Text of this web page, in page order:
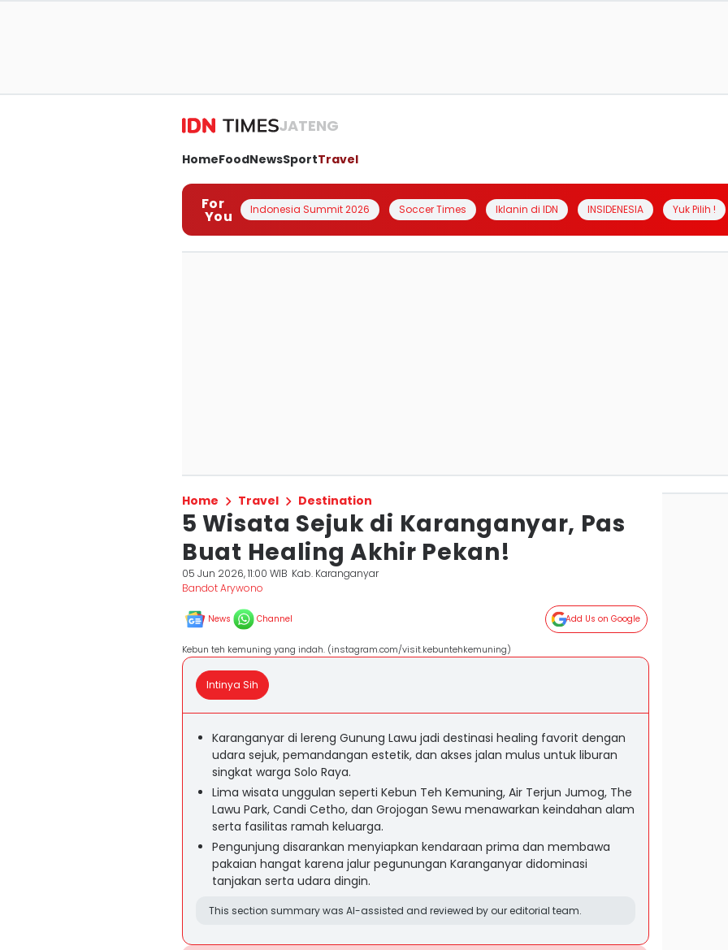
JATENG
HomeFoodNewsSportTravel
For
You Indonesia Summit 2026 Soccer Times Iklanin di IDN INSIDENESIA Yuk Pilih !
Home Travel Destination
5 Wisata Sejuk di Karanganyar, Pas
Buat Healing Akhir Pekan!
05 Jun 2026, 11:00 WIB Kab. Karanganyar
Bandot Arywono
News Channel Add Us on Google
Kebun teh kemuning yang indah. (instagram.com/visit.kebuntehkemuning)
Intinya Sih
Karanganyar di lereng Gunung Lawu jadi destinasi healing favorit dengan
udara sejuk, pemandangan estetik, dan akses jalan mulus untuk liburan
singkat warga Solo Raya.
Lima wisata unggulan seperti Kebun Teh Kemuning, Air Terjun Jumog, The
Lawu Park, Candi Cetho, dan Grojogan Sewu menawarkan keindahan alam
serta fasilitas ramah keluarga.
Pengunjung disarankan menyiapkan kendaraan prima dan membawa
pakaian hangat karena jalur pegunungan Karanganyar didominasi
tanjakan serta udara dingin.
This section summary was AI-assisted and reviewed by our editorial team.